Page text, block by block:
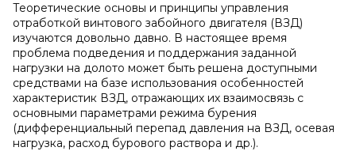
Теоретические основы и принципы управления
отработкой винтового забойного двигателя (ВЗД)
изучаются довольно давно. В настоящее время
проблема подведения и поддержания заданной
нагрузки на долото может быть решена доступными
средствами на базе использования особенностей
характеристик ВЗД, отражающих их взаимосвязь с
основными параметрами режима бурения
(дифференциальный перепад давления на ВЗД, осевая
нагрузка, расход бурового раствора и др.).